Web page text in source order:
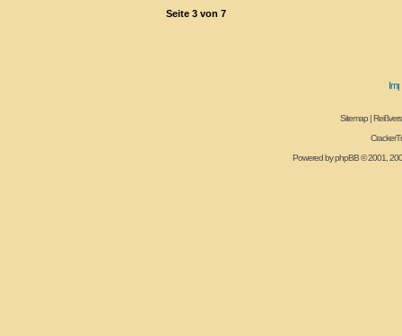
Seite 3 von 7
Sitemap|
Powered byphpBB© 2001,